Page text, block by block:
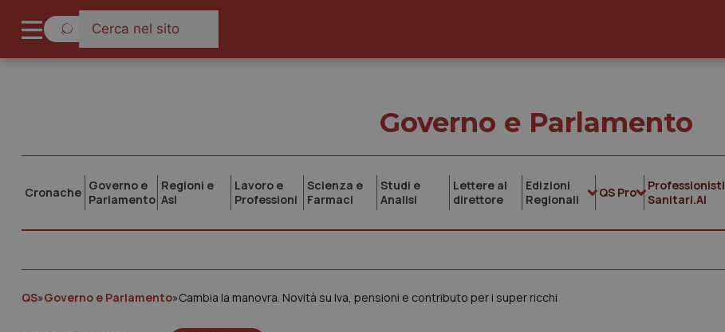
Governo e Parlamento
Cronache Governo e
Parlamento
Regioni e
Asl
Lavoro e
Professioni
Scienza e
Farmaci
Studi e
Analisi
Lettere al
direttore
Edizioni
Regionali
QS Pro
Professionisti
Sanitari.AI
QS»Governo e Parlamento»Cambia la manovra. Novità su Iva, pensioni e contributo per i super ricchi